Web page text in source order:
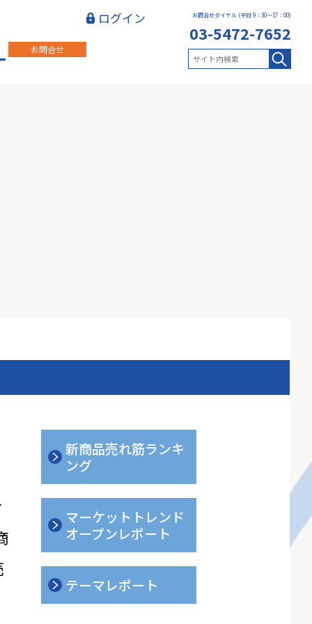
お問合せ
お問合せダイヤル (平日 9：30～17：00)
03-5472-7652
ログイン
新商品売れ筋ランキ
ング
マーケットトレンド
オープンレポート
テーマレポート